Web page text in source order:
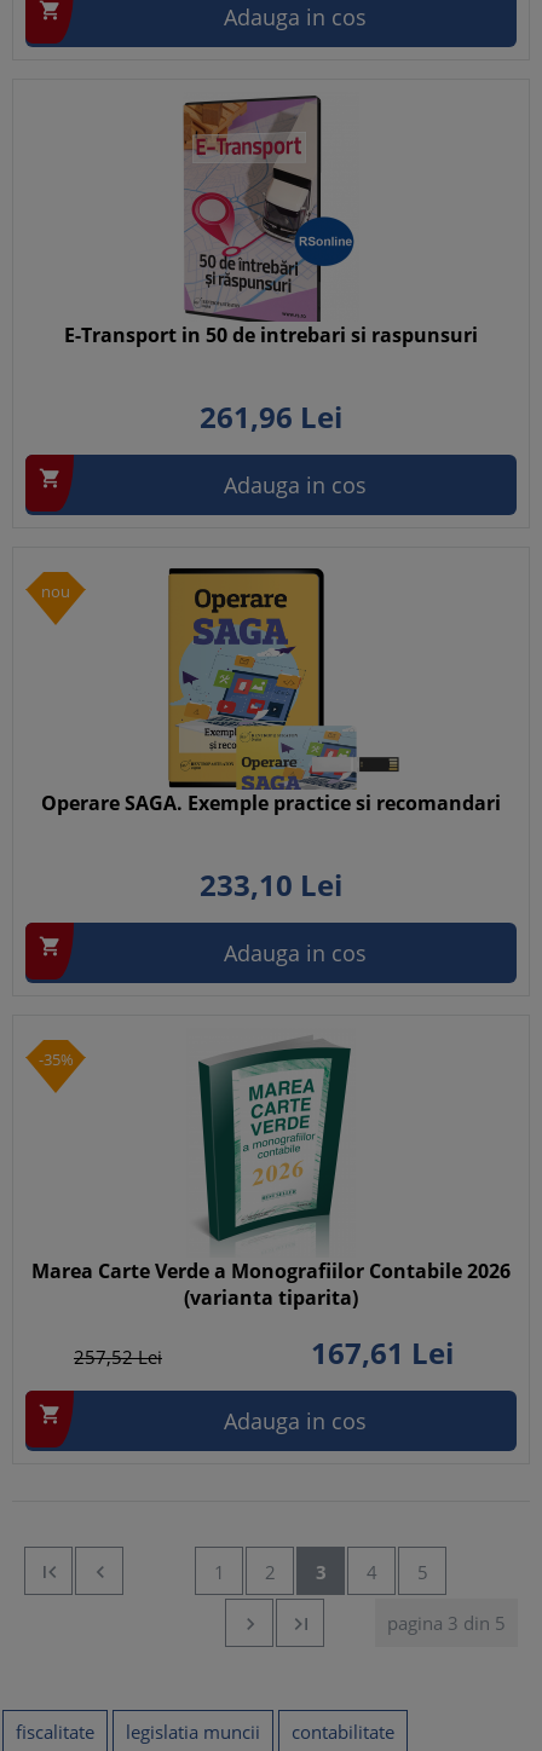
 Adauga in cos
E-Transport in 50 de intrebari si raspunsuri
261,96 Lei
 Adauga in cos
nou
Operare SAGA. Exemple practice si recomandari
233,10 Lei
 Adauga in cos
-35%
Marea Carte Verde a Monografiilor Contabile 2026
(varianta tiparita)
257,52Lei 167,61 Lei
 Adauga in cos
  1 2 3 4 5
pagina 3 din 5


fiscalitate legislatia muncii
contabilitate